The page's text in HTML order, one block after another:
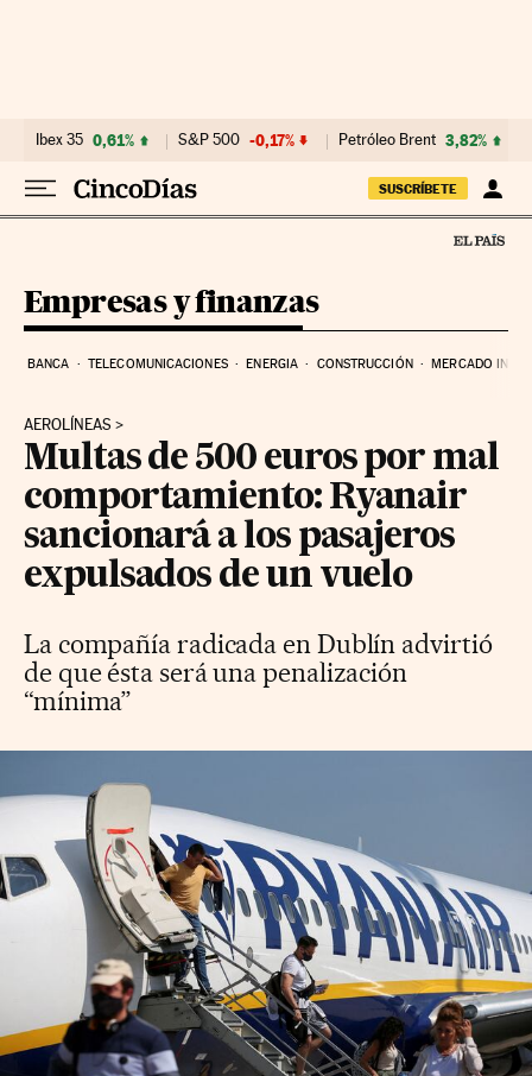
Ibex 35 0,61% S&P 500 -0,17% Petróleo Brent 3,82%
SUSCRÍBETE
Empresas y finanzas
BANCA TELECOMUNICACIONES ENERGIA CONSTRUCCIÓN MERCADO
AEROLÍNEAS
Multas de 500 euros por mal
comportamiento: Ryanair
sancionará a los pasajeros
expulsados de un vuelo
La compañía radicada en Dublín advirtió
de que ésta será una penalización
“mínima”